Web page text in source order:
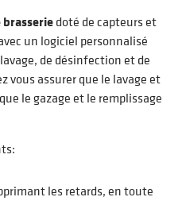
doté de capteurs et
un logiciel personnalisé
de désinfection et de
vous assurer que le lavage et
le gazage et le remplissage
les retards, en toute